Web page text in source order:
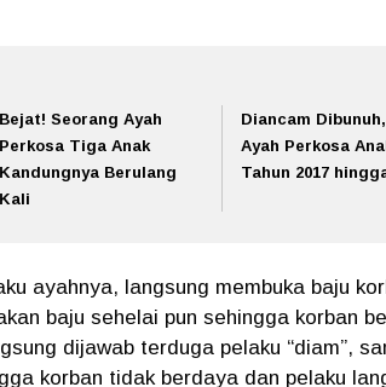
Bejat! Seorang Ayah
Perkosa Tiga Anak
Kandungnya Berulang
Kali
Diancam
Ayah Perkosa
Tahun 2017
ayahnya, langsung membuka baju
baju sehelai pun sehingga korban
dijawab terduga pelaku “diam”,
korban tidak berdaya dan pelaku